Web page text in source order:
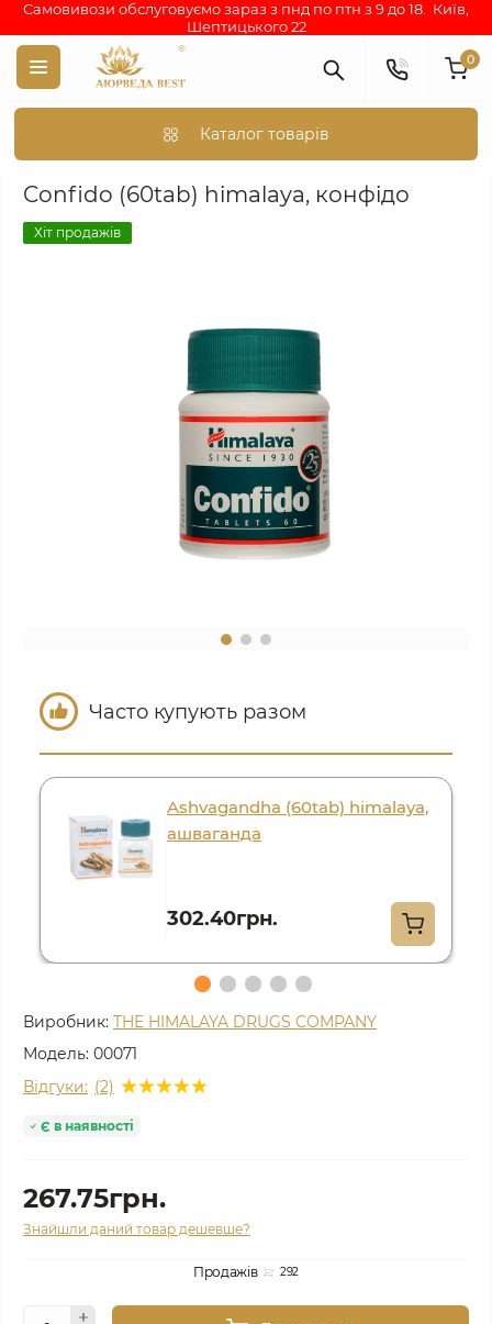
Самовивози обслуговуємо зараз з пнд по птн з 9 до 18. Київ,
Шептицького 22
0
Каталог товарів
Аюрведа каталог індійських товарів АЮРВЕДИЧНІ
Confido (60tab) himalaya, конфідо
Хіт продажів
Часто купують разом
Ashvagandha (60tab) himalaya,
ашваганда
302.40грн.
Виробник: THE HIMALAYA DRUGS COMPANY
Модель: 00071
Відгуки: (2)
Є в наявності
267.75грн.
Знайшли даний товар дешевше?
Продажів 292